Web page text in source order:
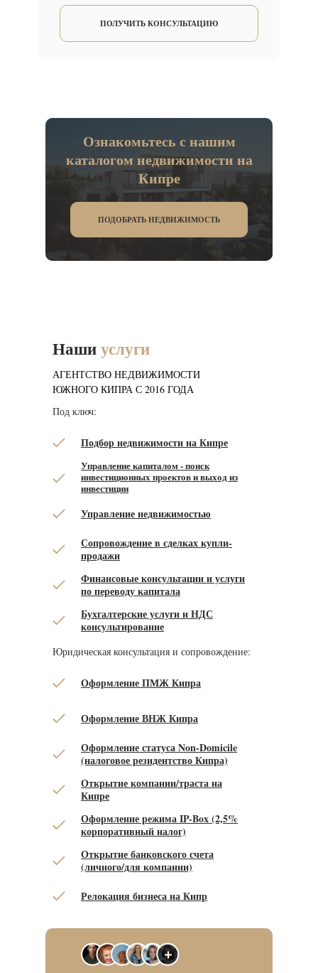
ПОЛУЧИТЬ КОНСУЛЬТАЦИЮ
ПОДОБРАТЬ НЕДВИЖИМОСТЬ
Ознакомьтесь с нашим
каталогом недвижимости на
Кипре
АГЕНТСТВО НЕДВИЖИМОСТИ
ЮЖНОГО КИПРА С 2016 ГОДА
Нашиуслуги
Подбор недвижимости на Кипре
Управление капиталом - поиск
инвестиционных проектов и выход из
инвестиции
Управление недвижимостью
Сопровождение в сделках купли-
продажи
Финансовые консультации и услуги
по переводу капитала
Бухгалтерские услуги и НДС
консультирование
Оформление ПМЖ Кипра
Оформление ВНЖ Кипра
Релокация бизнеса на Кипр
Открытие компании/траста на
Кипре
Открытие банковского счета
(личного/для компании)
Оформление режима IP-Box (2,5%
корпоративный налог)
Оформление статуса Non-Domicile
(налоговое резидентство Кипра)
Под ключ:
Юридическая консультация и сопровождение: